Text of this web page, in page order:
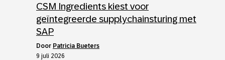
CSM Ingredients kiest voor
geïntegreerde supplychainsturing met
SAP
door Patricia Bueters
9 juli 2026